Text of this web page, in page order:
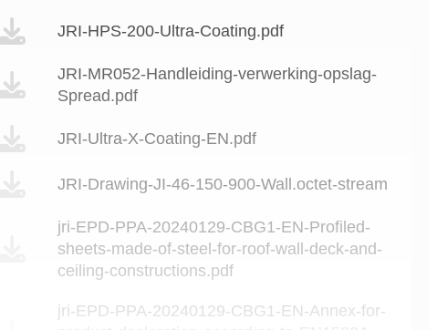
JRI-HPS-200-Ultra-Coating.pdf
JRI-MR052-Handleiding-verwerking-opslag-
Spread.pdf
JRI-Ultra-X-Coating-EN.pdf
JRI-Drawing-JI-46-150-900-Wall.octet-stream
jri-EPD-PPA-20240129-CBG1-EN-Profiled-
sheets-made-of-steel-for-roof-wall-deck-and-
ceiling-constructions.pdf
jri-EPD-PPA-20240129-CBG1-EN-Annex-for-